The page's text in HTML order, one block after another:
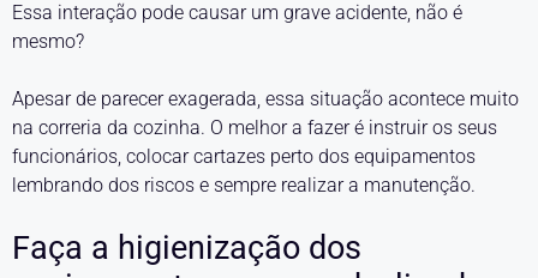
Essa interação pode causar um grave acidente, não é
mesmo?
Apesar de parecer exagerada, essa situação acontece muito
na correria da cozinha. O melhor a fazer é instruir os seus
funcionários, colocar cartazes perto dos equipamentos
lembrando dos riscos e sempre realizar a manutenção.
Faça a higienização dos